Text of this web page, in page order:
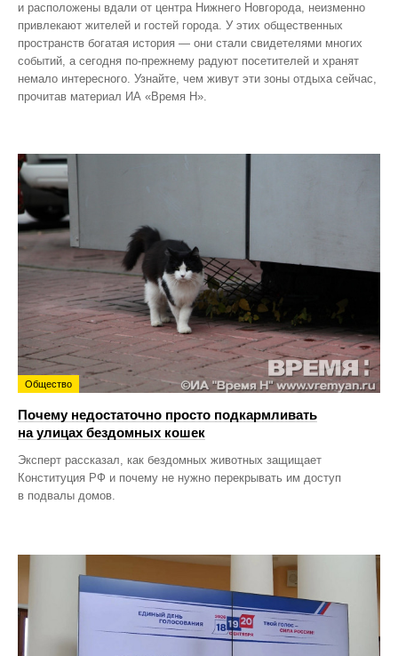
и расположены вдали от центра Нижнего Новгорода, неизменно
привлекают жителей и гостей города. У этих общественных
пространств богатая история — они стали свидетелями многих
событий, а сегодня по‑прежнему радуют посетителей и хранят
немало интересного. Узнайте, чем живут эти зоны отдыха сейчас,
прочитав материал ИА «Время Н».
Общество
Почему недостаточно просто подкармливать
на улицах бездомных кошек
Эксперт рассказал, как бездомных животных защищает
Конституция РФ и почему не нужно перекрывать им доступ
в подвалы домов.